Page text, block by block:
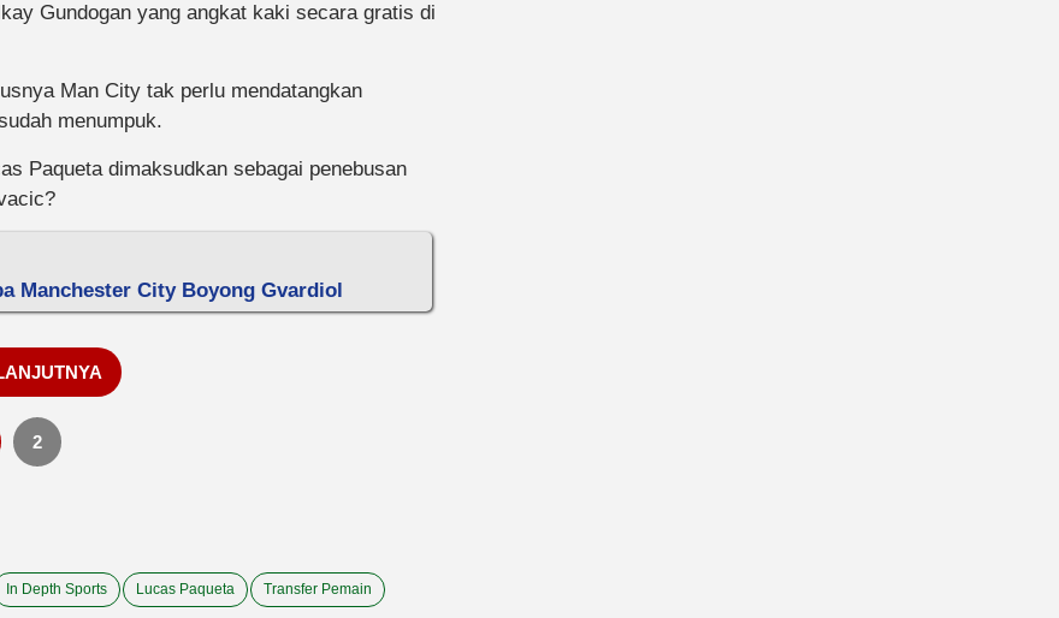
Gundogan yang angkat kaki secara gratis di
Man City tak perlu mendatangkan
menumpuk.
Paqueta dimaksudkan sebagai penebusan
Manchester City Boyong Gvardiol
2
In Depth Sports Lucas Paqueta Transfer Pemain